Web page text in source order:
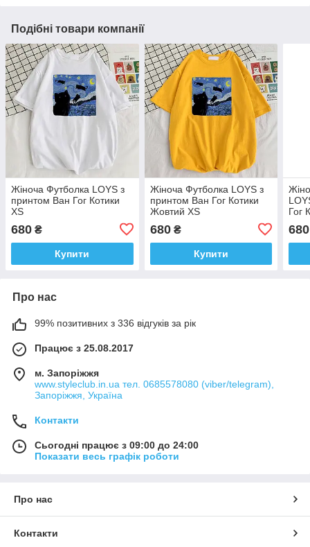
Подібні товари компанії
Жіноча Футболка LOYS з
принтом Ван Гог Котики
XS
680 ₴
Купити
Жіноча Футболка LOYS з
принтом Ван Гог Котики
Жовтий XS
680₴
Купити
Гог
680
Про нас
99% позитивних з 336 відгуків за рік
Працює з 25.08.2017
м. Запоріжжя
www.styleclub.in.ua тел. 0685578080 (viber/telegram),
Запоріжжя, Україна
Контакти
Сьогодні працює з 09:00 до 24:00
Показати весь графік роботи
Про нас
Контакти